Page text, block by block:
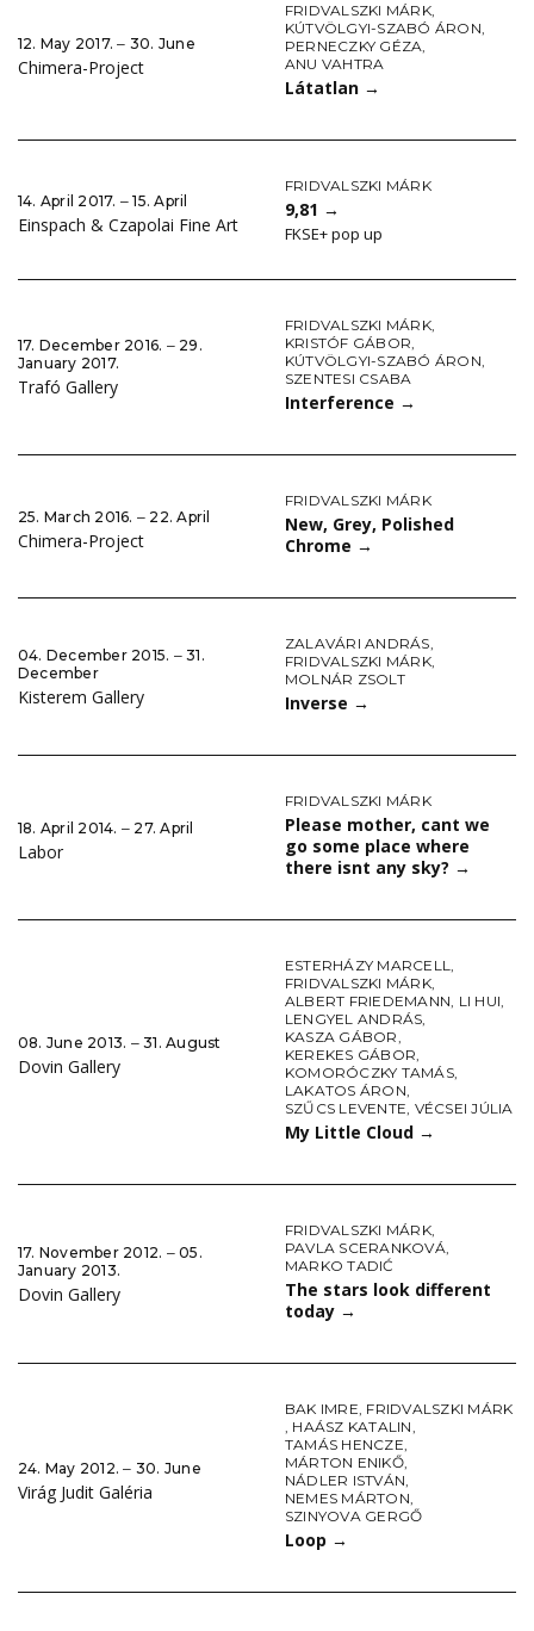
12. May 2017. ‒ 30. June
Chimera-Project
FRIDVALSZKI MÁRK,
KÚTVÖLGYI-SZABÓ ÁRON,
PERNECZKY GÉZA,
ANU VAHTRA
Látatlan →
14. April 2017. ‒ 15. April
Einspach & Czapolai Fine Art
FRIDVALSZKI MÁRK
9,81 →
FKSE+ pop up
17. December 2016. ‒ 29.
January 2017.
Trafó Gallery
FRIDVALSZKI MÁRK,
KRISTÓF GÁBOR,
KÚTVÖLGYI-SZABÓ ÁRON,
SZENTESI CSABA
Interference →
25. March 2016. ‒ 22. April
Chimera-Project
FRIDVALSZKI MÁRK
New, Grey, Polished
Chrome →
04. December 2015. ‒ 31.
December
Kisterem Gallery
ZALAVÁRI ANDRÁS,
FRIDVALSZKI MÁRK,
MOLNÁR ZSOLT
Inverse →
18. April 2014. ‒ 27. April
Labor
FRIDVALSZKI MÁRK
Please mother, cant we
go some place where
there isnt any sky? →
08. June 2013. ‒ 31. August
Dovin Gallery
ESTERHÁZY MARCELL,
FRIDVALSZKI MÁRK,
ALBERT FRIEDEMANN, LI HUI,
LENGYEL ANDRÁS,
KASZA GÁBOR,
KEREKES GÁBOR,
KOMORÓCZKY TAMÁS,
LAKATOS ÁRON,
SZŰCS LEVENTE, VÉCSEI JÚLIA
My Little Cloud →
17. November 2012. ‒ 05.
January 2013.
Dovin Gallery
FRIDVALSZKI MÁRK,
PAVLA SCERANKOVÁ,
MARKO TADIĆ
The stars look different
today →
24. May 2012. ‒ 30. June
Virág Judit Galéria
BAK IMRE, FRIDVALSZKI MÁRK
, HAÁSZ KATALIN,
TAMÁS HENCZE,
MÁRTON ENIKŐ,
NÁDLER ISTVÁN,
NEMES MÁRTON,
SZINYOVA GERGŐ
Loop →